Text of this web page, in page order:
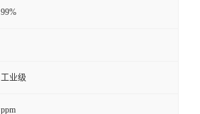
99%
工业级
ppm